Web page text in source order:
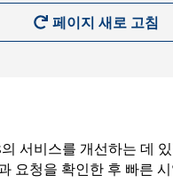
페이지 새로 고침
서비스를 개선하는 데
요청을 확인한 후 빠른